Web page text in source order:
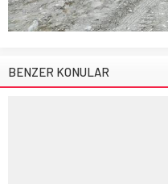
BENZER KONULAR